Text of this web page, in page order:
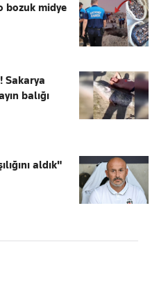
bozuk midye
Sakarya
balığı
aldık"